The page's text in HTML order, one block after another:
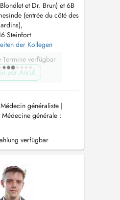
et Dr. Brun) et 6B
(entrée du côté des
Steinfort
der Kollegen
Termine verfügbar
per Anruf
généraliste |
générale :
médecine préventive et
aiguës ou
du sport °
(acide hyal...
verfügbar